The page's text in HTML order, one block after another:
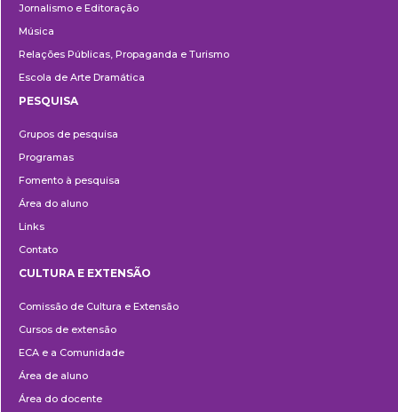
Jornalismo e Editoração
Música
Relações Públicas, Propaganda e Turismo
Escola de Arte Dramática
PESQUISA
Grupos de pesquisa
Programas
Fomento à pesquisa
Área do aluno
Links
Contato
e
Extensão
CULTURA E EXTENSÃO
Comissão de Cultura e Extensão
Cursos de extensão
ECA e a Comunidade
Área de aluno
Área do docente